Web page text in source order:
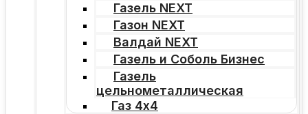
Газель NEXT
Газон NEXT
Валдай NEXT
Газель и Соболь Бизнес
Газель
цельнометаллическая
Газ 4х4